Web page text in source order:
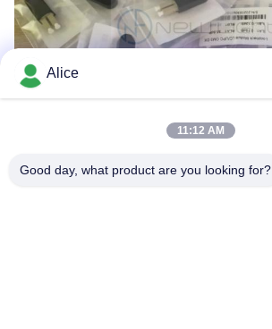
Alice
11:12 AM
Good day, what product are you looking for?